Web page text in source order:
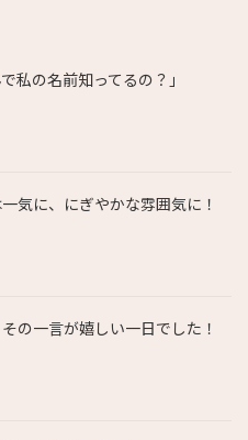
私の名前知ってるの？」
気に、にぎやかな雰囲気に！
の一言が嬉しい一日でした！